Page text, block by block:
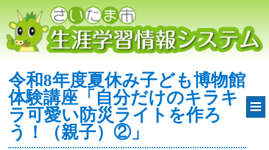
令和8年度夏休み子ども博物館
体験講座「自分だけのキラキ
ラ可愛い防災ライトを作ろ
う！（親子）②」